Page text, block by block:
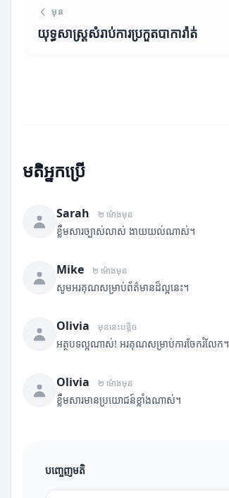
មុន
យុទ្ធសាស្ត្រសំរាប់ការប្រកួតបាការ៉ាត់
មតិអ្នកប្រើ
Sarah ២ ម៉ោងមុន
ខ្លឹមសារច្បាស់លាស់ ងាយយល់ណាស់។
Mike ២ ម៉ោងមុន
សូមអរគុណសម្រាប់ព័ត៌មានដ៏ល្អនេះ។
Olivia មុននេះបន្តិច
អត្ថបទល្អណាស់! អរគុណសម្រាប់ការចែករំលែក។
Olivia ២ ម៉ោងមុន
ខ្លឹមសារមានប្រយោជន៍ខ្លាំងណាស់។
បញ្ចេញមតិ